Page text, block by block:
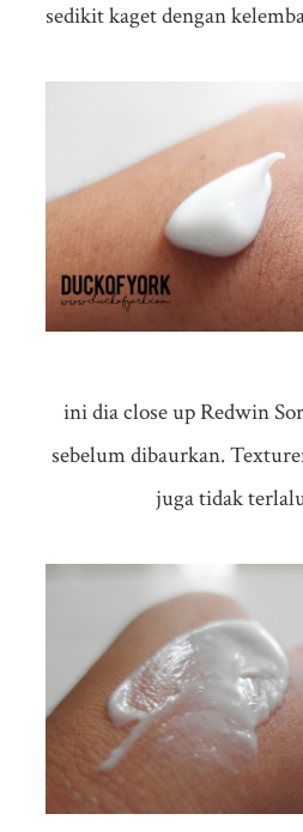
sedikit kaget dengan
ini dia close up Redwin
sebelum dibaurkan.
juga tidak